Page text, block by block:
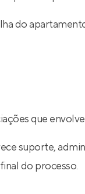
do
que
suporte,
do processo.